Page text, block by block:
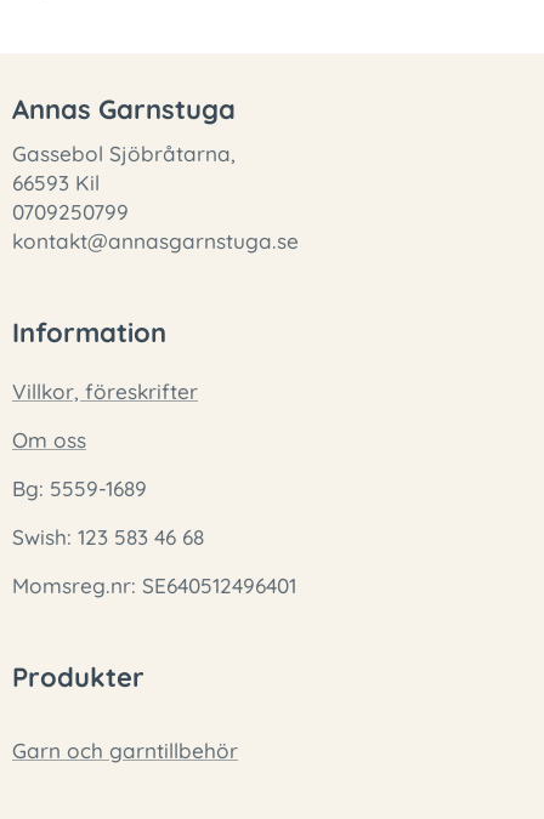
Annas Garnstuga
Gassebol Sjöbråtarna,
66593 Kil
0709250799
kontakt@annasgarnstuga.se
Information
Villkor, föreskrifter
Om oss
Bg: 5559-1689
Swish: 123 583 46 68
Momsreg.nr: SE640512496401
Produkter
Garn och garntillbehör